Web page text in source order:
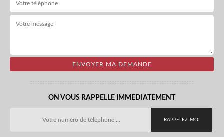
ON VOUS RAPPELLE IMMEDIATEMENT